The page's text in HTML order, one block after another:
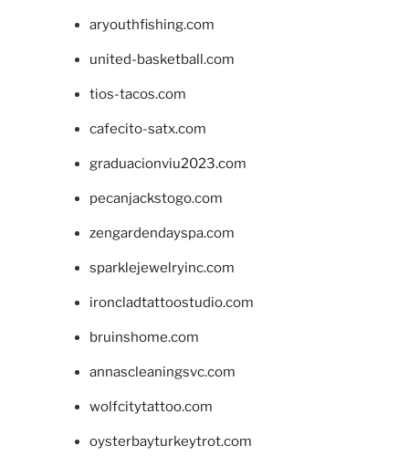
aryouthfishing.com
united-basketball.com
tios-tacos.com
cafecito-satx.com
graduacionviu2023.com
pecanjackstogo.com
zengardendayspa.com
sparklejewelryinc.com
ironcladtattoostudio.com
bruinshome.com
annascleaningsvc.com
wolfcitytattoo.com
oysterbayturkeytrot.com